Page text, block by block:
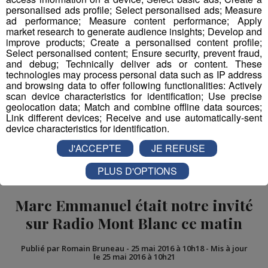
Partager sur Facebook
Partager sur Twitter
Marc Emmanuel était notre invité
sur Radio Mont Blanc ce matin
Publié par Romain Bruneau - 25 mai 2016 à 10h18- Mis à jour
le 25 mai 2016 à 10h21
personalised ads profile; Select personalised ads; Measure
ad performance; Measure content performance; Apply
market research to generate audience insights; Develop and
improve products; Create a personalised content profile;
Select personalised content; Ensure security, prevent fraud,
and debug; Technically deliver ads or content. These
technologies may process personal data such as IP address
and browsing data to offer following functionalities: Actively
scan device characteristics for identification; Use precise
geolocation data; Match and combine offline data sources;
Link different devices; Receive and use automatically-sent
device characteristics for identification.
J'ACCEPTE
JE REFUSE
PLUS D'OPTIONS